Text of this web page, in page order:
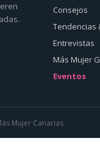
Consejos
Tendencias
Entrevistas
Más Mujer
Eventos
Mujer Canarias